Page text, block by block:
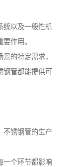
统以及一般性机
作用。
的特定需求，
管都能提供可
不锈钢管的生产
一个环节都影响